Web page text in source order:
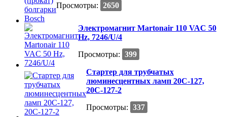
Просмотры: 2650
Электромагнит Martonair 110 VAC 50
Hz, 7246/U/4
Просмотры: 399
Стартер для трубчатых
люминесцентных ламп 20С-127,
20С-127-2
Просмотры: 337